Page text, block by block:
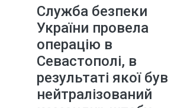
Служба безпеки
України провела
операцію в
Севастополі, в
результаті якої був
нейтралізований